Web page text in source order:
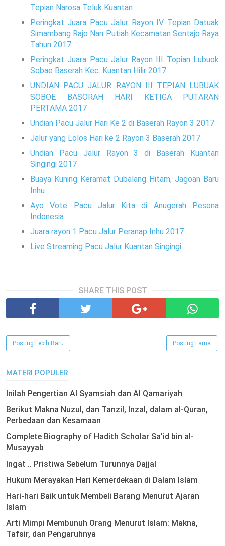
Tepian Narosa Teluk Kuantan
Peringkat Juara Pacu Jalur Rayon IV Tepian Datuak
Simambang Rajo Nan Putiah Kecamatan Sentajo Raya
Tahun 2017
Peringkat Juara Pacu Jalur Rayon III Topian Lubuok
Sobae Baserah Kec. Kuantan Hilir 2017
UNDIAN PACU JALUR RAYON III TEPIAN LUBUAK
SOBOE BASORAH HARI KETIGA PUTARAN
PERTAMA 2017
Undian Pacu Jalur Hari Ke 2 di Baserah Rayon 3 2017
Jalur yang Lolos Hari ke 2 Rayon 3 Baserah 2017
Undian Pacu Jalur Rayon 3 di Baserah Kuantan
Singingi 2017
Buaya Kuning Keramat Dubalang Hitam, Jagoan Baru
Inhu
Ayo Vote Pacu Jalur Kita di Anugerah Pesona
Indonesia
Juara rayon 1 Pacu Jalur Peranap Inhu 2017
Live Streaming Pacu Jalur Kuantan Singingi
SHARE THIS POST
Posting Lebih Baru Posting Lama
MATERI POPULER
Inilah Pengertian Al Syamsiah dan Al Qamariyah
Berikut Makna Nuzul, dan Tanzil, Inzal, dalam al-Quran,
Perbedaan dan Kesamaan
Complete Biography of Hadith Scholar Sa'id bin al-
Musayyab
Ingat .. Pristiwa Sebelum Turunnya Dajjal
Hukum Merayakan Hari Kemerdekaan di Dalam Islam
Hari-hari Baik untuk Membeli Barang Menurut Ajaran
Islam
Arti Mimpi Membunuh Orang Menurut Islam: Makna,
Tafsir, dan Pengaruhnya